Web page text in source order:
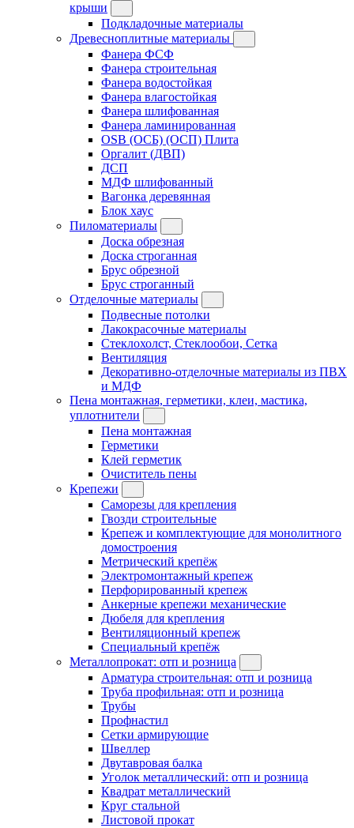
крыши
Подкладочные материалы
Древесноплитные материалы
Фанера ФСФ
Фанера строительная
Фанера водостойкая
Фанера влагостойкая
Фанера шлифованная
Фанера ламинированная
OSB (ОСБ) (ОСП) Плита
Оргалит (ДВП)
ДСП
МДФ шлифованный
Вагонка деревянная
Блок хаус
Пиломатериалы
Доска обрезная
Доска строганная
Брус обрезной
Брус строганный
Отделочные материалы
Подвесные потолки
Лакокрасочные материалы
Стеклохолст, Стеклообои, Сетка
Вентиляция
Декоративно-отделочные материалы из ПВХ
и МДФ
Пена монтажная, герметики, клеи, мастика,
уплотнители
Пена монтажная
Герметики
Клей герметик
Очиститель пены
Крепежи
Саморезы для крепления
Гвозди строительные
Крепеж и комплектующие для монолитного
домостроения
Метрический крепёж
Электромонтажный крепеж
Перфорированный крепеж
Анкерные крепежи механические
Дюбеля для крепления
Вентиляционный крепеж
Специальный крепёж
Металлопрокат: отп и розница
Арматура строительная: отп и розница
Труба профильная: отп и розница
Трубы
Профнастил
Сетки армирующие
Швеллер
Двутавровая балка
Уголок металлический: отп и розница
Квадрат металлический
Круг стальной
Листовой прокат